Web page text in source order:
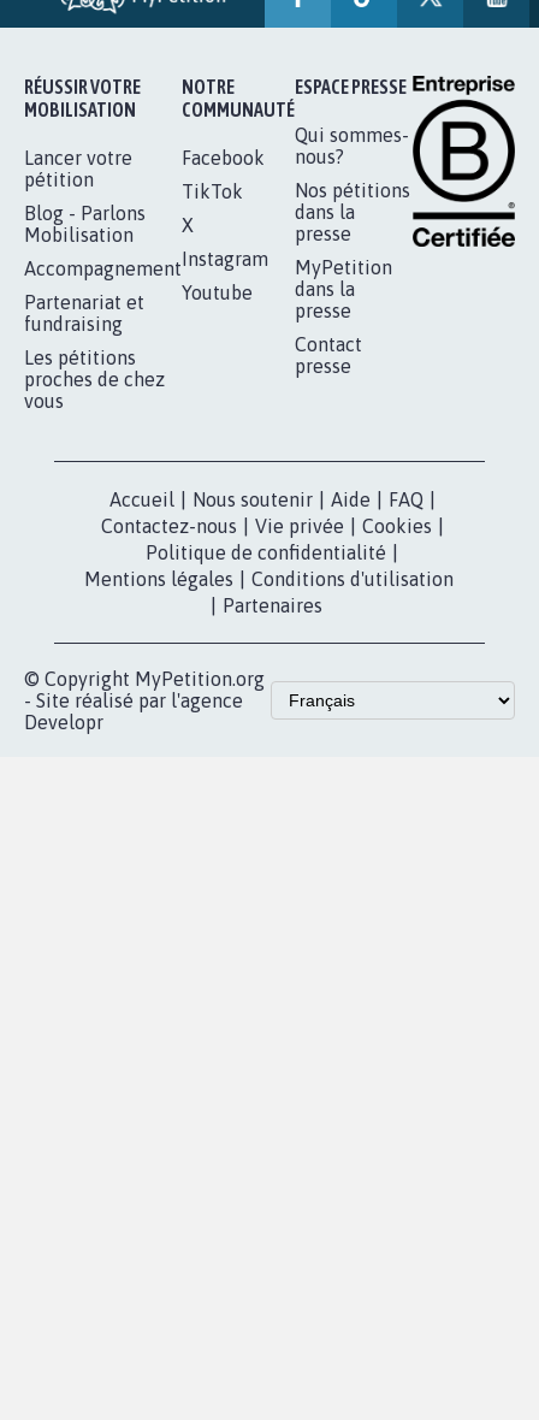
RÉUSSIR VOTRE
MOBILISATION
Lancer votre
pétition
Blog - Parlons
Mobilisation
Accompagnement
Partenariat et
fundraising
Les pétitions
proches de chez
vous
NOTRE
COMMUNAUTÉ
Facebook
TikTok
X
Instagram
Youtube
ESPACE PRESSE
Qui sommes-
nous?
Nos pétitions
dans la
presse
MyPetition
dans la
presse
Contact
presse
Accueil Nous soutenir Aide FAQ
Contactez-nous
Vie privée Cookies
Politique de confidentialité
Mentions légales
Conditions d'utilisation
Partenaires
© Copyright MyPetition.org
- Site réalisé par l'agence
Developr